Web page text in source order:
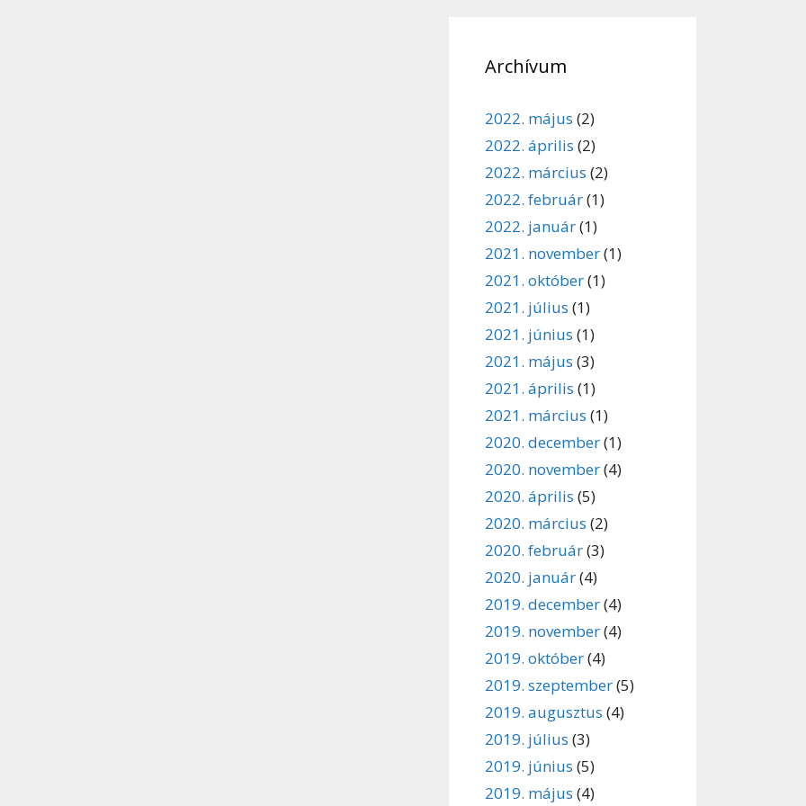
Archívum
2022. május (2)
2022. április (2)
2022. március (2)
2022. február(1)
2022. január(1)
2021. november(1)
2021. október(1)
2021. július (1)
2021. június (1)
2021. május (3)
2021. április (1)
2021. március (1)
2020. december(1)
2020. november(4)
2020. április (5)
2020. március (2)
2020. február(3)
2020. január(4)
2019. december(4)
2019. november(4)
2019. október(4)
2019. szeptember(5)
2019. augusztus (4)
2019. július (3)
2019. június (5)
2019. május (4)